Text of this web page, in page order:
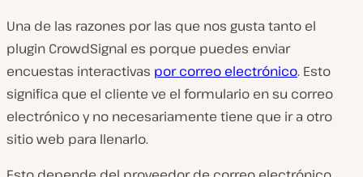
Una de las razones por las que nos gusta tanto el
plugin CrowdSignal es porque puedes enviar
encuestas interactivas por correo electrónico. Esto
significa que el cliente ve el formulario en su correo
electrónico y no necesariamente tiene que ir a otro
sitio web para llenarlo.